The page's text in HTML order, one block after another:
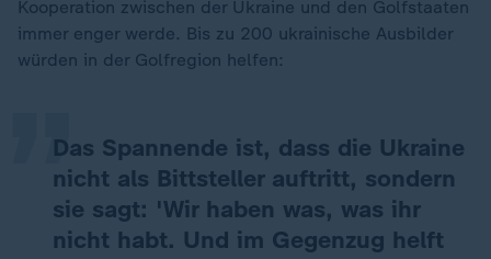
Kooperation zwischen der Ukraine und den Golfstaaten
immer enger werde. Bis zu 200 ukrainische Ausbilder
würden in der Golfregion helfen:
Das Spannende ist, dass die Ukraine
nicht als Bittsteller auftritt, sondern
sie sagt: 'Wir haben was, was ihr
nicht habt. Und im Gegenzug helft
„